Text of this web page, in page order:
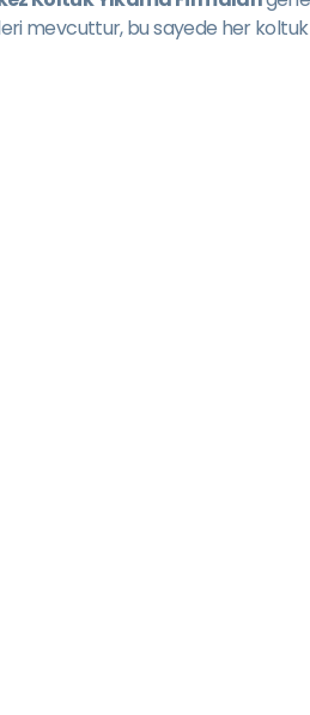
mevcuttur, bu sayede her